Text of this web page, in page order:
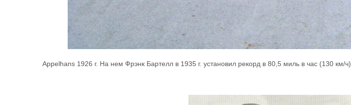
Appelhans 1926 г. На нем Фрэнк Бартелл в 1935 г. установил рекорд в 80,5 миль в час (130 км/ч).